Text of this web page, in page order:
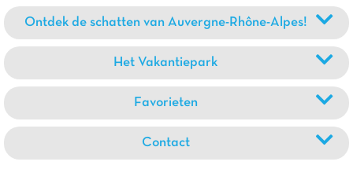
Ontdek de schatten van Auvergne-Rhône-Alpes!
Het Vakantiepark
Favorieten
Contact